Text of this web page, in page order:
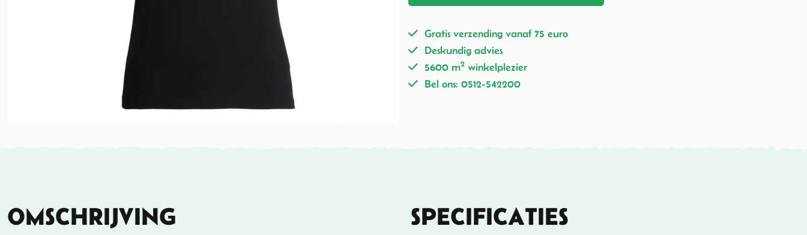
Gratis verzending vanaf 75 euro
Deskundig advies
5600 m2 winkelplezier
Bel ons: 0512-542200
OMSCHRIJVING SPECIFICATIES